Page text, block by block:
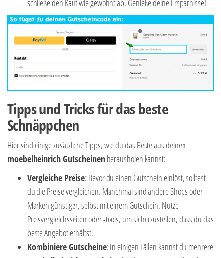
schließe den Kauf wie gewohnt ab. Genieße deine Ersparnisse!
Tipps und Tricks für das beste
Schnäppchen
Hier sind einige zusätzliche Tipps, wie du das Beste aus deinen
moebelheinrichGutscheinenherausholen kannst:
Vergleiche Preise: Bevor du einen Gutschein einlöst, solltest
du die Preise vergleichen. Manchmal sind andere Shops oder
Marken günstiger, selbst mit einem Gutschein. Nutze
Preisvergleichsseiten oder -tools, um sicherzustellen, dass du das
beste Angebot erhältst.
Kombiniere Gutscheine: In einigen Fällen kannst du mehrere